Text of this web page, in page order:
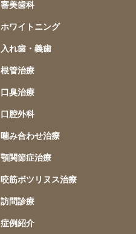
審美歯科
ホワイトニング
入れ歯・義歯
根管治療
口臭治療
口腔外科
噛み合わせ治療
顎関節症治療
咬筋ボツリヌス治療
訪問診療
症例紹介